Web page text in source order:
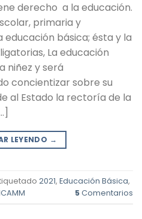
derecho a la educación.
primaria y
básica; ésta y la
La educación
niñez y será
concientizar sobre su
al Estado la rectoría de la
LEYENDO →
2021, Educación Básica,
5Comentarios